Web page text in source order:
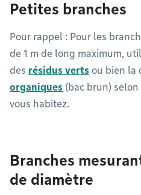
Petites branches
Pour rappel : Pour les
de 1 m de long maximum,
des résidus verts ou bien la
organiques (bac brun)
vous habitez.
Branches
de diamètre